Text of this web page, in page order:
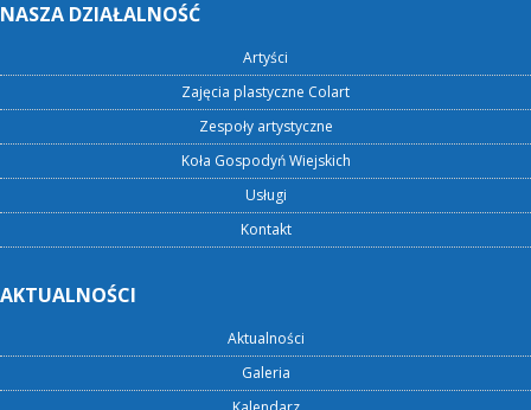
NASZA DZIAŁALNOŚĆ
Artyści
Zajęcia plastyczne Colart
Zespoły artystyczne
Koła Gospodyń Wiejskich
Usługi
Kontakt
AKTUALNOŚCI
Aktualności
Galeria